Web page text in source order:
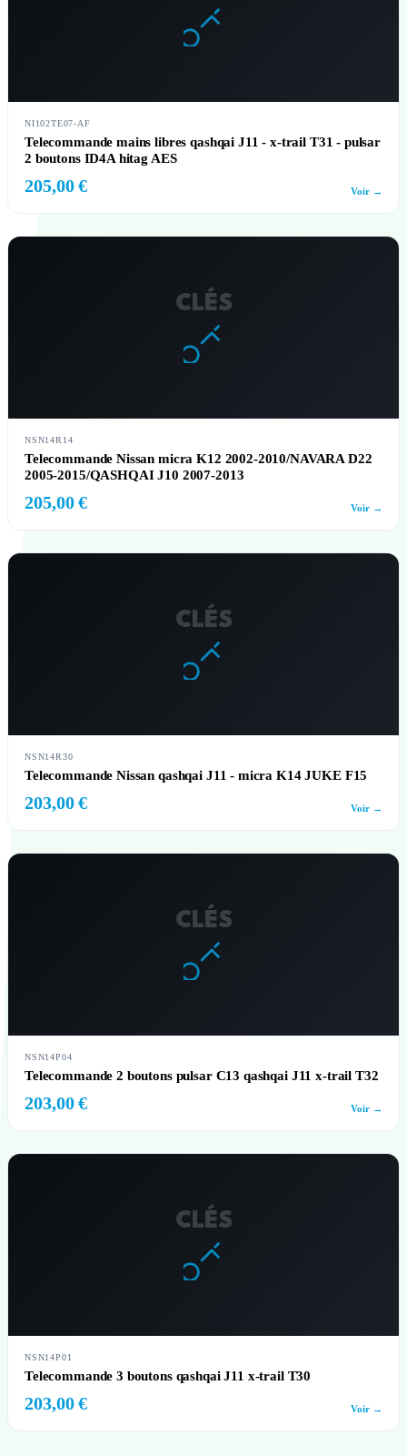
NI102TE07-AF
Telecommande mains libres qashqai J11 - x-trail T31 - pulsar
2 boutons ID4A hitag AES
205,00 € Voir →
CLÉS
NSN14R14
Telecommande Nissan micra K12 2002-2010/NAVARA D22
2005-2015/QASHQAI J10 2007-2013
205,00 € Voir →
CLÉS
NSN14R30
Telecommande Nissan qashqai J11 - micra K14 JUKE F15
203,00 € Voir →
CLÉS
NSN14P04
Telecommande 2 boutons pulsar C13 qashqai J11 x-trail T32
203,00 € Voir →
CLÉS
NSN14P01
Telecommande 3 boutons qashqai J11 x-trail T30
203,00 € Voir →